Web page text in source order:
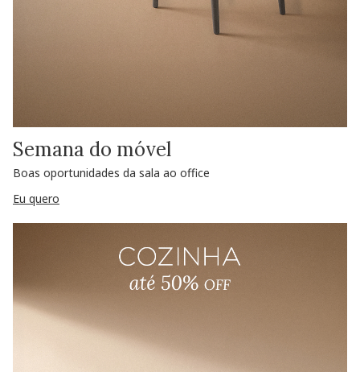
Semana do móvel
Boas oportunidades da sala ao office
Eu quero